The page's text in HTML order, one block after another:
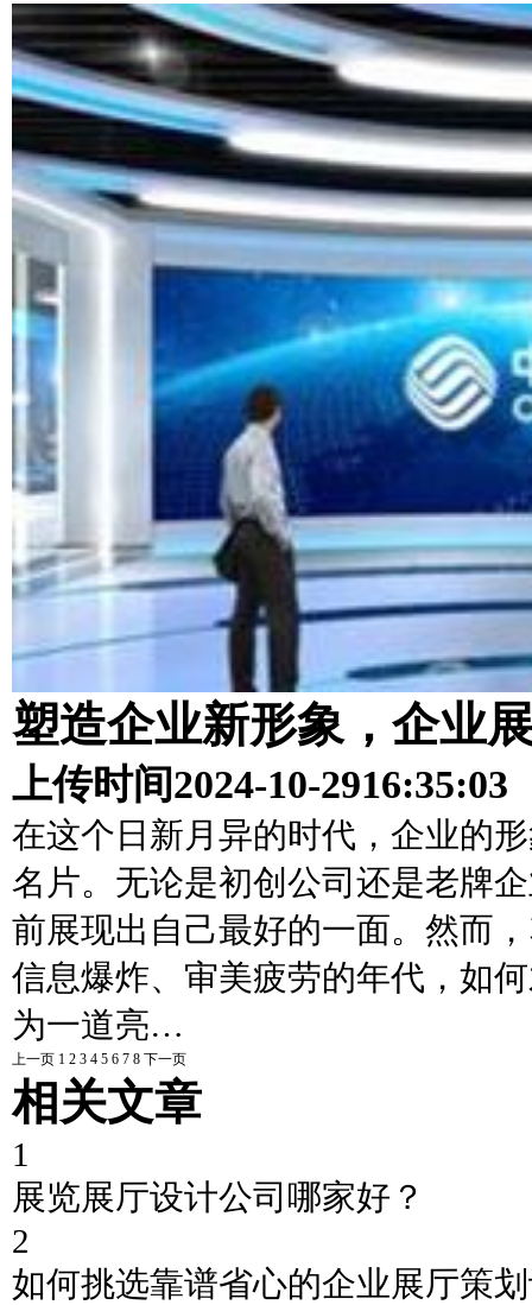
塑造企业新形象，企业
上传时间2024-10-2916:35:03
在这个日新月异的时代，企业的
名片。无论是初创公司还是老牌
前展现出自己最好的一面。然而
信息爆炸、审美疲劳的年代，如
为一道亮…
上一页 1 2 3 4 5 6 7 8 下一页
相关文章
1
展览展厅设计公司哪家好？
2
如何挑选靠谱省心的企业展厅策